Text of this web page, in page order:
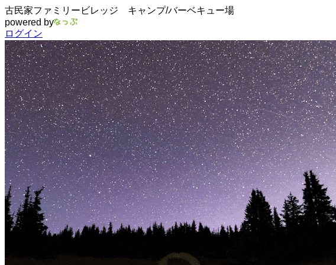
古民家ファミリービレッジ キャンプ/バーベキュー場
powered by
ログイン